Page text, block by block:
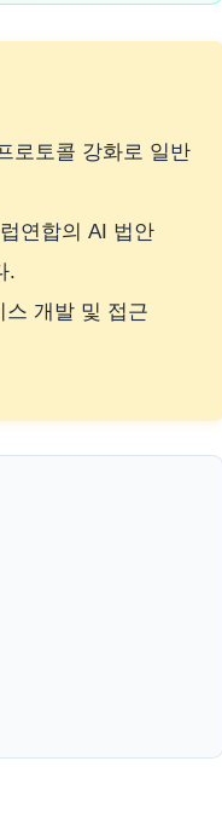
로토콜 강화로 일반
연합의 AI 법안
.
스 개발 및 접근